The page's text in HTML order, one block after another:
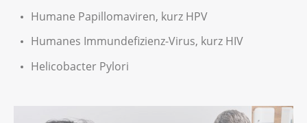
Humane Papillomaviren, kurz HPV
Humanes Immundefizienz-Virus, kurz HIV
Helicobacter Pylori